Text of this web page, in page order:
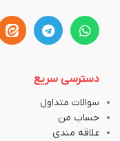
دسترسی سریع
سوالات متداول
حساب من
علاقه مندی